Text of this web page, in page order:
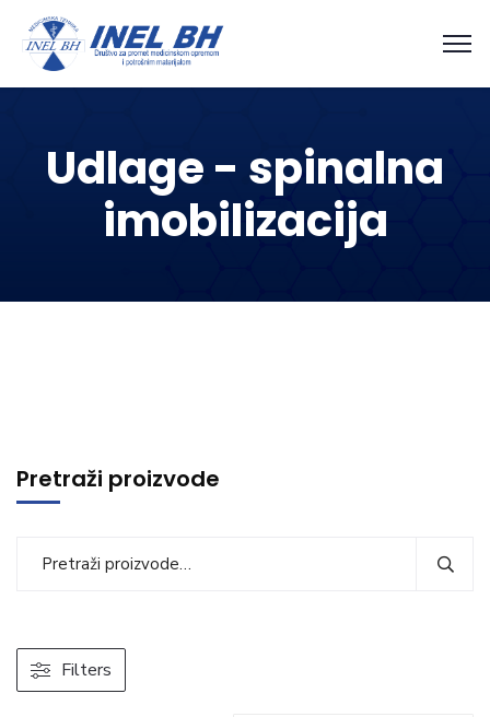
Udlage - spinalna
imobilizacija
Pretraži proizvode
Filters